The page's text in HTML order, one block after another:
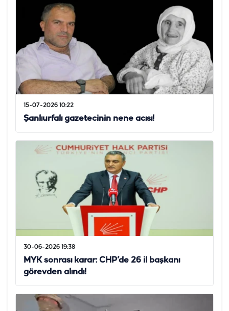
15-07-2026 10:22
Şanlıurfalı gazetecinin nene acısı!
30-06-2026 19:38
MYK sonrası karar: CHP’de 26 il başkanı
görevden alındı!